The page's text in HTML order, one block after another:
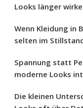
Looks länger
Wenn Kleidung in
selten im
Spannung statt
moderne Looks
Die kleinen